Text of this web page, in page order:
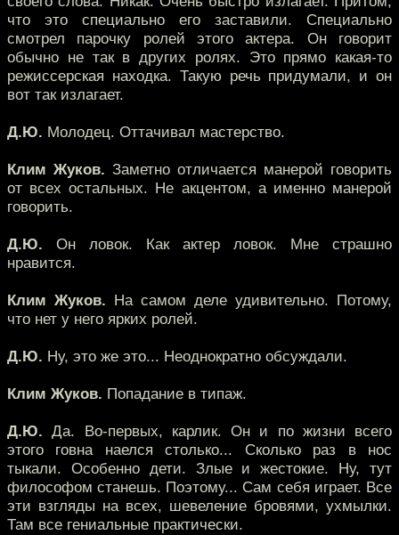
что это специально его заставили. Специально
смотрел парочку ролей этого актера. Он говорит
обычно не так в других ролях. Это прямо какая-то
режиссерская находка. Такую речь придумали, и он
вот так излагает.
Д.Ю. Молодец. Оттачивал мастерство.
Клим Жуков. Заметно отличается манерой говорить
от всех остальных. Не акцентом, а именно манерой
говорить.
Д.Ю. Он ловок. Как актер ловок. Мне страшно
нравится.
Клим Жуков. На самом деле удивительно. Потому,
что нет у него ярких ролей.
Д.Ю. Ну, это же это... Неоднократно обсуждали.
Клим Жуков. Попадание в типаж.
Д.Ю. Да. Во-первых, карлик. Он и по жизни всего
этого говна наелся столько... Сколько раз в нос
тыкали. Особенно дети. Злые и жестокие. Ну, тут
философом станешь. Поэтому... Сам себя играет. Все
эти взгляды на всех, шевеление бровями, ухмылки.
Там все гениальные практически.